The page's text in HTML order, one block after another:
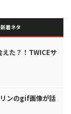
新着ネタ
えた？！TWICEサ
ンのgif画像が話